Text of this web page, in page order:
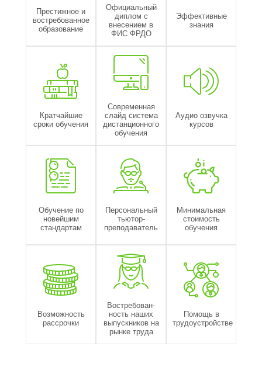
Престижное и
востребованное
образование
Официальный
диплом с
внесением в
ФИС ФРДО
Эффективные
знания
Кратчайшие
сроки обучения
Современная
слайд система
дистанционного
обучения
Аудио озвучка
курсов
Обучение по
новейшим
стандартам
Персональный
тьютор-
преподаватель
Минимальная
стоимость
обучения
Возможность
рассрочки
Востребован-
ность наших
выпускников на
рынке труда
Помощь в
трудоустройстве